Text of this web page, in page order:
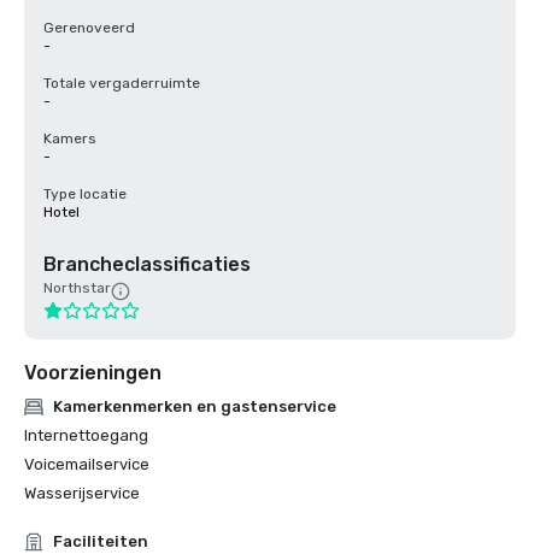
Gerenoveerd
-
Totale vergaderruimte
-
Kamers
-
Type locatie
Hotel
Brancheclassificaties
Northstar
Voorzieningen
Kamerkenmerken en gastenservice
Internettoegang
Voicemailservice
Wasserijservice
Faciliteiten